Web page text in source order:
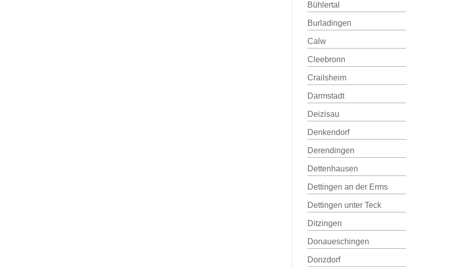
Bühlertal
Burladingen
Calw
Cleebronn
Crailsheim
Darmstadt
Deizisau
Denkendorf
Derendingen
Dettenhausen
Dettingen an der Erms
Dettingen unter Teck
Ditzingen
Donaueschingen
Donzdorf